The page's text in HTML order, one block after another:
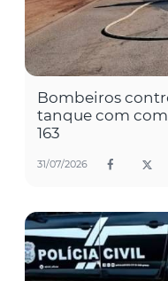
Bombeiros
tanque com
163
31/07/2026